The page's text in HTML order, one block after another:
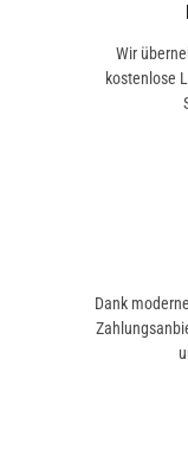
Wir
kostenlose
Dank